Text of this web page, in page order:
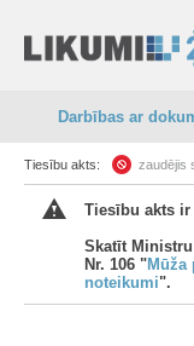
Darbības ar
Tiesību akts: zaudējis
Tiesību akts
Skatīt
Nr. 106 "Mūža
noteikumi".